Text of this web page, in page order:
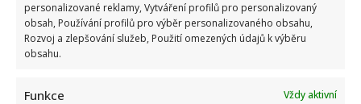
personalizované reklamy, Vytváření profilů pro personalizovaný
obsah, Používání profilů pro výběr personalizovaného obsahu,
Rozvoj a zlepšování služeb, Použití omezených údajů k výběru
obsahu.
Funkce
Vždy aktivní